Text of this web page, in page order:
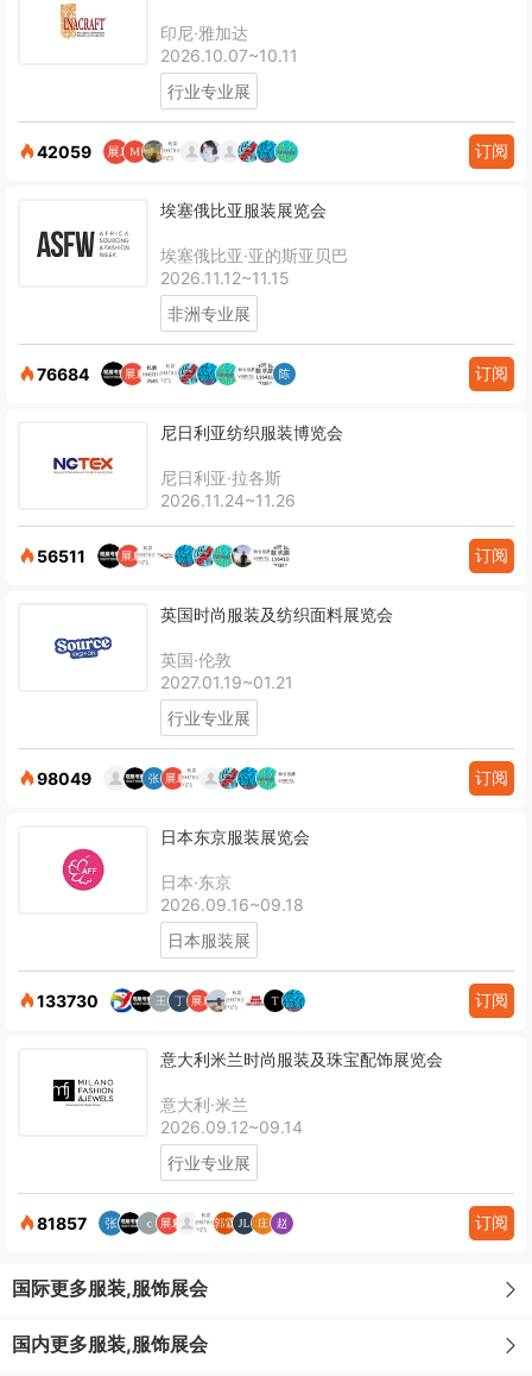
印尼·雅加达
2026.10.07~10.11
行业专业展
42059 订阅
埃塞俄比亚服装展览会
埃塞俄比亚·亚的斯亚贝巴
2026.11.12~11.15
非洲专业展
76684 订阅
尼日利亚纺织服装博览会
尼日利亚·拉各斯
2026.11.24~11.26
56511 订阅
英国时尚服装及纺织面料展览会
英国·伦敦
2027.01.19~01.21
行业专业展
98049 订阅
日本东京服装展览会
日本·东京
2026.09.16~09.18
日本服装展
133730 订阅
意大利米兰时尚服装及珠宝配饰展览会
意大利·米兰
2026.09.12~09.14
行业专业展
81857 订阅
国际更多服装,服饰展会
国内更多服装,服饰展会